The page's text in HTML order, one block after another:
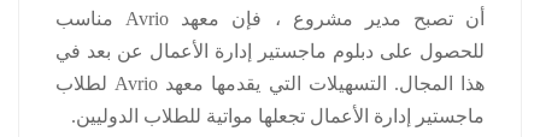
أن تصبح مدير مشروع ، فإن معهد Avrio مناسب
للحصول على دبلوم ماجستير إدارة الأعمال عن بعد في
هذا المجال.
التسهيلات التي يقدمها معهد Avrio لطلاب
ماجستير إدارة الأعمال تجعلها مواتية للطلاب الدوليين.